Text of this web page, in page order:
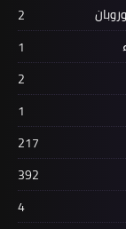
2
1
2
1
217
392
4